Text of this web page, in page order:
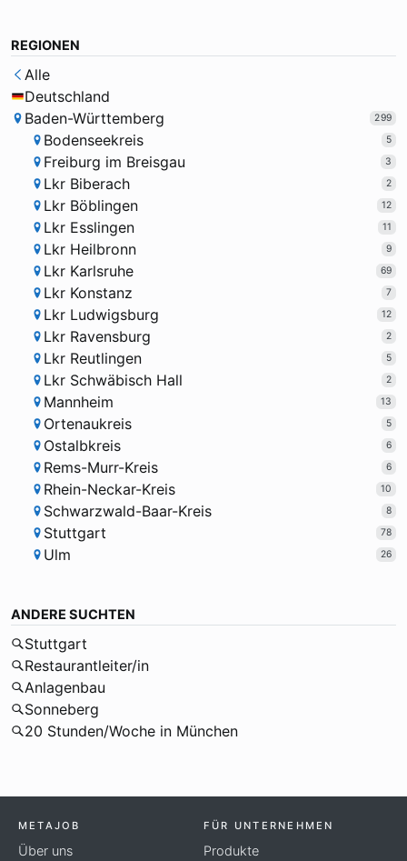
REGIONEN
Alle
Deutschland
Baden-Württemberg
299
Bodenseekreis 5
Freiburg im Breisgau 3
Lkr Biberach 2
Lkr Böblingen 12
Lkr Esslingen 11
Lkr Heilbronn 9
Lkr Karlsruhe 69
Lkr Konstanz 7
Lkr Ludwigsburg 12
Lkr Ravensburg 2
Lkr Reutlingen 5
Lkr Schwäbisch Hall 2
Mannheim 13
Ortenaukreis 5
Ostalbkreis 6
Rems-Murr-Kreis 6
Rhein-Neckar-Kreis 10
Schwarzwald-Baar-Kreis 8
Stuttgart 78
Ulm 26
ANDERE SUCHTEN
Stuttgart
Restaurantleiter/in
Anlagenbau
Sonneberg
20 Stunden/Woche in München
METAJOB
Über uns
FÜR UNTERNEHMEN
Produkte